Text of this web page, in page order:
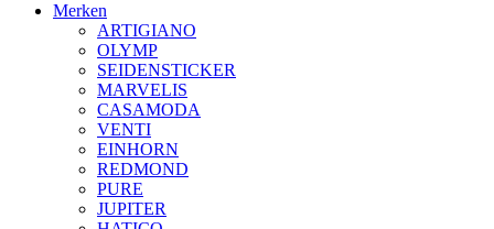
Merken
ARTIGIANO
OLYMP
SEIDENSTICKER
MARVELIS
CASAMODA
VENTI
EINHORN
REDMOND
PURE
JUPITER